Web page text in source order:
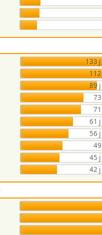
133 j
89 j
61 j
56
45 j
42 j